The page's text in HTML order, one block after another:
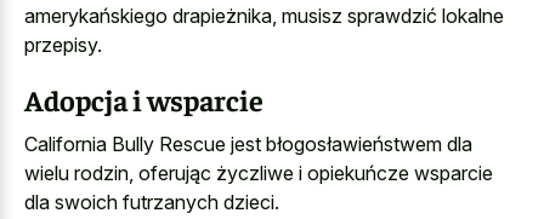
amerykańskiego drapieżnika, musisz sprawdzić lokalne
przepisy.
Adopcja i wsparcie
California Bully Rescue jest błogosławieństwem dla
wielu rodzin, oferując życzliwe i opiekuńcze wsparcie
dla swoich futrzanych dzieci.